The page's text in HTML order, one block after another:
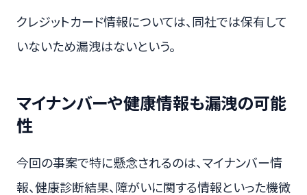
クレジットカード情報については、同社では保有して
いないため漏洩はないという。
マイナンバーや健康情報も漏洩の可能
性
今回の事案で特に懸念されるのは、マイナンバー情
報、健康診断結果、障がいに関する情報といった機微